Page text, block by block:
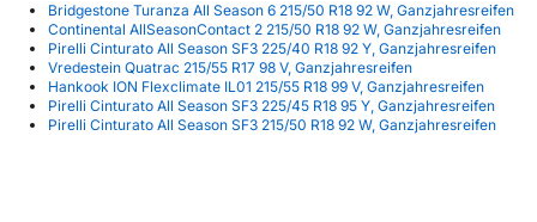
Bridgestone Turanza All Season 6 215/50 R18 92 W, Ganzjahresreifen
Continental AllSeasonContact 2 215/50 R18 92 W, Ganzjahresreifen
Pirelli Cinturato All Season SF3 225/40 R18 92 Y, Ganzjahresreifen
Vredestein Quatrac 215/55 R17 98 V, Ganzjahresreifen
Hankook ION Flexclimate IL01 215/55 R18 99 V, Ganzjahresreifen
Pirelli Cinturato All Season SF3 225/45 R18 95 Y, Ganzjahresreifen
Pirelli Cinturato All Season SF3 215/50 R18 92 W, Ganzjahresreifen